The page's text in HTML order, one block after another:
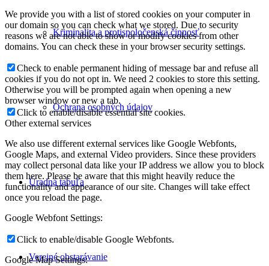
Kriminalita a protispoločenská činnosť
Ochrana osobných údajov
Úradná tabuľa
Verejné obstarávanie
We provide you with a list of stored cookies on your computer in
our domain so you can check what we stored. Due to security
reasons we are not able to show or modify cookies from other
domains. You can check these in your browser security settings.
Check to enable permanent hiding of message bar and refuse all
cookies if you do not opt in. We need 2 cookies to store this setting.
Otherwise you will be prompted again when opening a new
browser window or new a tab.
Click to enable/disable essential site cookies.
Other external services
We also use different external services like Google Webfonts,
Google Maps, and external Video providers. Since these providers
may collect personal data like your IP address we allow you to block
them here. Please be aware that this might heavily reduce the
functionality and appearance of our site. Changes will take effect
once you reload the page.
Google Webfont Settings:
Click to enable/disable Google Webfonts.
Google Map Settings: